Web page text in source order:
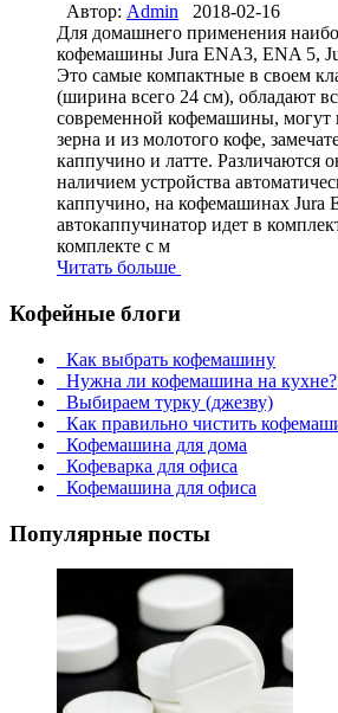
Автор: Admin
2018-02-16
Для домашнего применения
кофемашины Jura ENA3, ENA 5,
Это самые компактные в своем
(ширина всего 24 см), обладают
современной кофемашины, могут
зерна и из молотого кофе,
каппучино и латте. Различаются
наличием устройства
каппучино, на кофемашинах Jura
автокаппучинатор идет в
комплекте с м
Читать больше
Кофейные блоги
Как выбрать кофемашину
Нужна ли кофемашина на кухне?
Выбираем турку (джезву)
Как правильно чистить
Кофемашина для дома
Кофеварка для офиса
Кофемашина для офиса
Популярные посты